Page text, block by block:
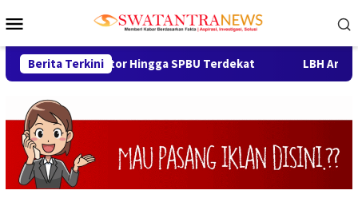
ke
Mobile
Berita Terkini
Motor Hingga SPBU Terdekat LBH Arya Mandalika